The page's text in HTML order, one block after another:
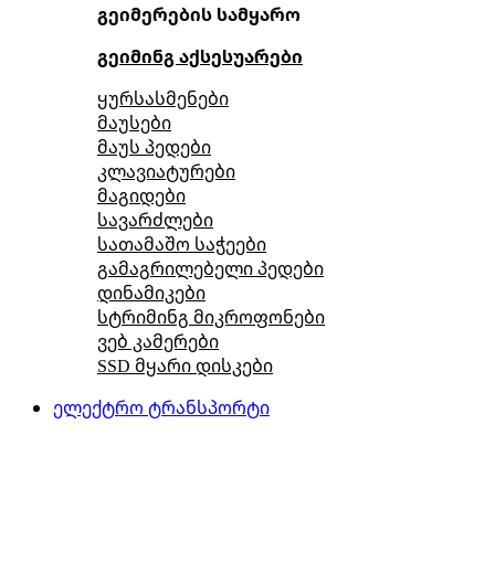
გეიმერების სამყარო
გეიმინგ აქსესუარები
ყურსასმენები
მაუსები
მაუს პედები
კლავიატურები
მაგიდები
სავარძლები
სათამაშო საჭეები
გამაგრილებელი პედები
დინამიკები
სტრიმინგ მიკროფონები
ვებ კამერები
SSD მყარი დისკები
ელექტრო ტრანსპორტი